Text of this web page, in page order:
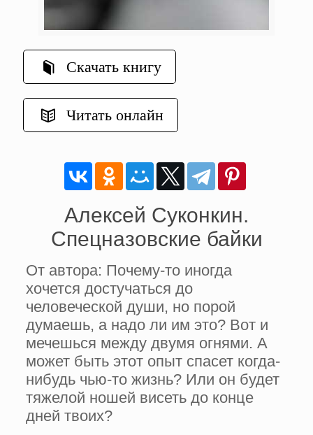
Скачать книгу
Читать онлайн
Алексей Суконкин.
Спецназовские байки
От автора: Почему-то иногда
хочется достучаться до
человеческой души, но порой
думаешь, а надо ли им это? Вот и
мечешься между двумя огнями. А
может быть этот опыт спасет когда-
нибудь чью-то жизнь? Или он будет
тяжелой ношей висеть до конце
дней твоих?